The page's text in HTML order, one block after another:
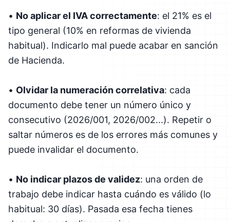
• No aplicar el IVA correctamente: el 21% es el
tipo general (10% en reformas de vivienda
habitual). Indicarlo mal puede acabar en sanción
de Hacienda.
• Olvidar la numeración correlativa: cada
documento debe tener un número único y
consecutivo (2026/001, 2026/002...). Repetir o
saltar números es de los errores más comunes y
puede invalidar el documento.
• No indicar plazos de validez: una orden de
trabajo debe indicar hasta cuándo es válido (lo
habitual: 30 días). Pasada esa fecha tienes